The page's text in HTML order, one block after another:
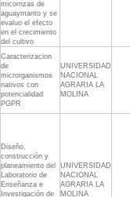
micorrizas de
aguaymanto y se
evaluo el efecto
en el crecimiento
del cultivo
Caracterizacion
de
microrganismos
nativos con
potencialidad
PGPR
UNIVERSIDAD
NACIONAL
AGRARIA LA
MOLINA
Diseño,
construcción y
planeamiento del
Laboratorio de
Enseñanza e
Investigación de
UNIVERSIDAD
NACIONAL
AGRARIA LA
MOLINA